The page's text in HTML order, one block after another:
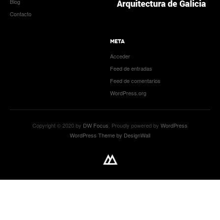
Contacto
META
Acceder
Feed de entradas
Feed de comentarios
WordPress.org
Copyright © 2020 by DW Focus . Proudly powered by WordPress
WordPress Theme by DesignWall